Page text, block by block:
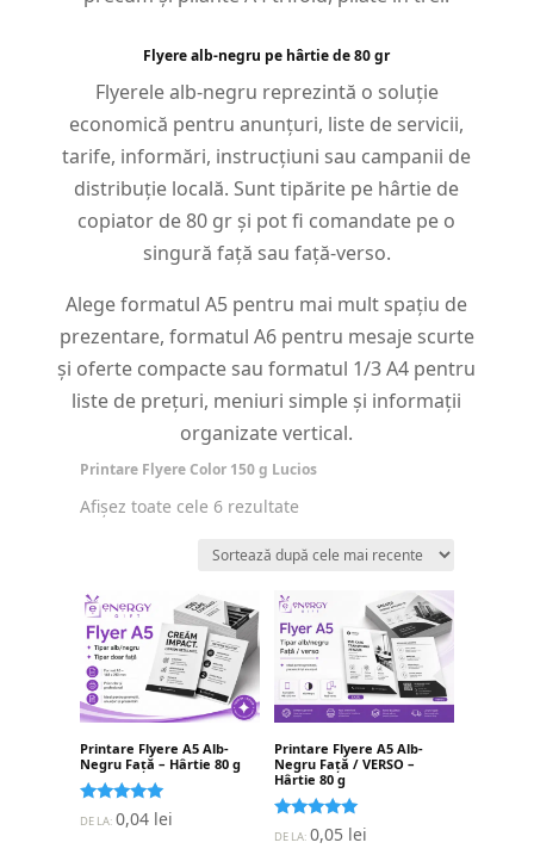
Flyere alb-negru pe hârtie de 80 gr
Flyerele alb-negru reprezintă o soluție
economică pentru anunțuri, liste de servicii,
tarife, informări, instrucțiuni sau campanii de
distribuție locală. Sunt tipărite pe hârtie de
copiator de 80 gr și pot fi comandate pe o
singură față sau față-verso.
Alege formatul A5 pentru mai mult spațiu de
prezentare, formatul A6 pentru mesaje scurte
și oferte compacte sau formatul 1/3 A4 pentru
liste de prețuri, meniuri simple și informații
organizate vertical.
Printare Flyere Color 150 g Lucios
Afișez toate cele 6 rezultate
mai
recente
Printare Flyere A5 Alb-
Negru Față – Hârtie 80 g
Evaluat la
5.00
DE LA:0,04 lei
Printare Flyere A5 Alb-
Negru Față / VERSO –
Hârtie 80 g
Evaluat la
5.00
DE LA:0,05 lei